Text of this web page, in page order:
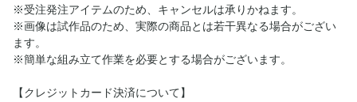
※受注発注アイテムのため、キャンセルは承りかねます。
※画像は試作品のため、実際の商品とは若干異なる場合がござい
ます。
※簡単な組み立て作業を必要とする場合がございます。
【クレジットカード決済について】